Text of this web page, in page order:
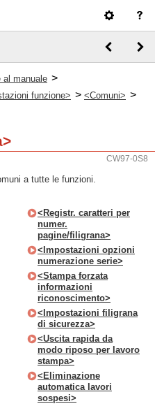
al manuale >
funzione> > <Comuni> >
CW97-0S8
a tutte le funzioni.
<Registr. caratteri per
numer.
pagine/filigrana>
<Impostazioni opzioni
numerazione serie>
<Stampa forzata
informazioni
riconoscimento>
<Impostazioni filigrana
di sicurezza>
<Uscita rapida da
modo riposo per lavoro
stampa>
<Eliminazione
automatica lavori
sospesi>